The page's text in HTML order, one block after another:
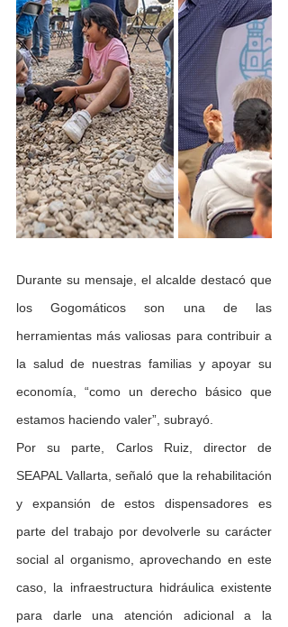
Durante su mensaje, el alcalde destacó que
los Gogomáticos son una de las
herramientas más valiosas para contribuir a
la salud de nuestras familias y apoyar su
economía, “como un derecho básico que
estamos haciendo valer”, subrayó.
Por su parte, Carlos Ruiz, director de
SEAPAL Vallarta, señaló que la rehabilitación
y expansión de estos dispensadores es
parte del trabajo por devolverle su carácter
social al organismo, aprovechando en este
caso, la infraestructura hidráulica existente
para darle una atención adicional a la